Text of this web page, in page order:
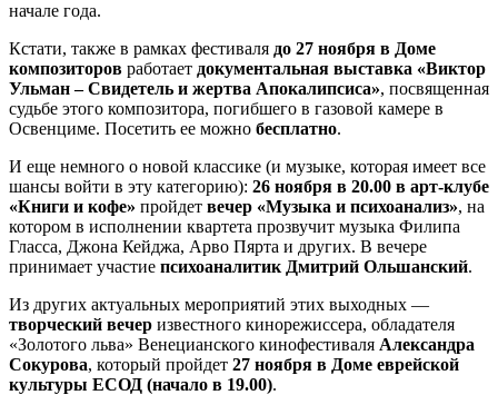
начале года.
Кстати, также в рамках фестиваля до 27 ноября в Доме
композиторов работает документальная выставка «Виктор
Ульман – Свидетель и жертва Апокалипсиса», посвященная
судьбе этого композитора, погибшего в газовой камере в
Освенциме. Посетить ее можно бесплатно.
И еще немного о новой классике (и музыке, которая имеет все
шансы войти в эту категорию): 26 ноября в 20.00 в арт-клубе
«Книги и кофе» пройдет вечер «Музыка и психоанализ», на
котором в исполнении квартета прозвучит музыка Филипа
Гласса, Джона Кейджа, Арво Пярта и других. В вечере
принимает участие психоаналитик Дмитрий Ольшанский.
Из других актуальных мероприятий этих выходных —
творческий вечер известного кинорежиссера, обладателя
«Золотого льва» Венецианского кинофестиваля Александра
Сокурова, который пройдет 27 ноября в Доме еврейской
культуры ЕСОД (начало в 19.00).